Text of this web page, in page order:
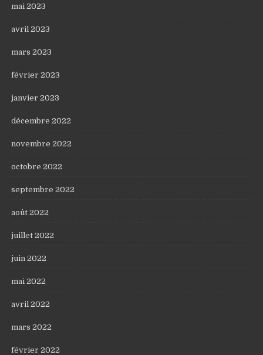
mai 2023
avril 2023
mars 2023
février 2023
janvier 2023
décembre 2022
novembre 2022
octobre 2022
septembre 2022
août 2022
juillet 2022
juin 2022
mai 2022
avril 2022
mars 2022
février 2022